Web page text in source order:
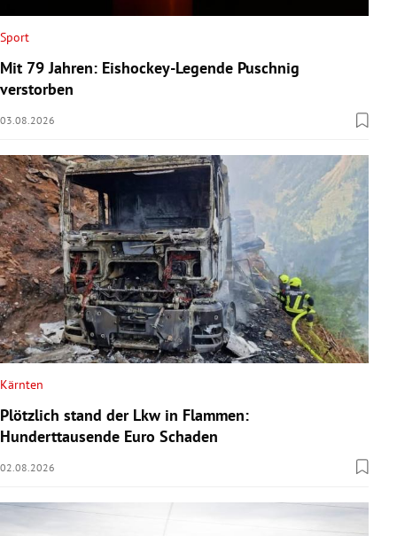
Sport
Mit 79 Jahren: Eishockey-Legende Puschnig
verstorben
03.08.2026
Kärnten
Plötzlich stand der Lkw in Flammen:
Hunderttausende Euro Schaden
02.08.2026